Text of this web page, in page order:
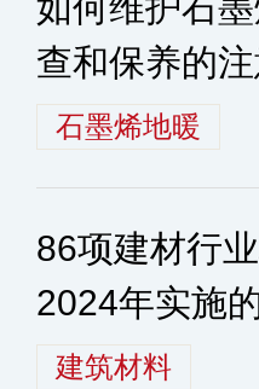
如何维护石
查和保养的
石墨烯地暖
86项建材行
2024年实施
些建筑材料